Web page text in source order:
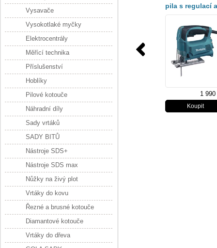
pila s regulací a
1
Vysavače
Vysokotlaké myčky
Elektrocentrály
Měřící technika
Příslušenství
Hoblíky
Pilové kotouče
Náhradní díly
Sady vrtáků
SADY BITŮ
Nástroje SDS+
Nástroje SDS max
Nůžky na živý plot
Vrtáky do kovu
Řezné a brusné kotouče
Diamantové kotouče
Vrtáky do dřeva